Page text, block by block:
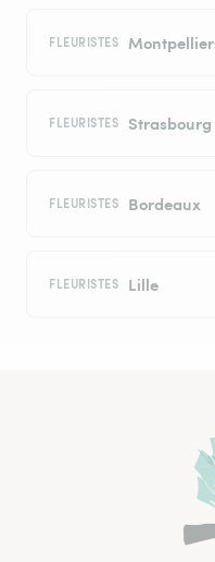
FLEURISTES Montpellier
FLEURISTES Strasbourg
FLEURISTES Bordeaux
FLEURISTES Lille